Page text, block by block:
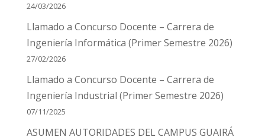
24/03/2026
Llamado a Concurso Docente – Carrera de
Ingeniería Informática (Primer Semestre 2026)
27/02/2026
Llamado a Concurso Docente – Carrera de
Ingeniería Industrial (Primer Semestre 2026)
07/11/2025
ASUMEN AUTORIDADES DEL CAMPUS GUAIRÁ